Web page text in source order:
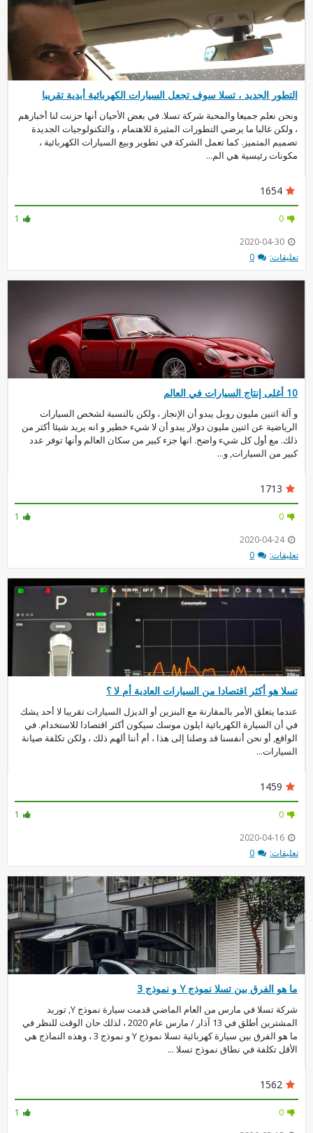
التطور الجديد ، تسلا سوف تجعل السيارات الكهربائية أبدية تقريبا
ونحن نعلم جميعا والمحبة شركة تسلا. في بعض الأحيان أنها حزنت لنا أخبارهم
، ولكن غالبا ما يرضي التطورات المثيرة للاهتمام ، والتكنولوجيات الجديدة
تصميم المتميز. كما تعمل الشركة في تطوير وبيع السيارات الكهربائية ،
مكونات رئيسية هي الم...
1654
1
0
2020-04-30
تعليقات:
0
10 أغلى إنتاج السيارات في العالم
و آلة اثنين مليون روبل يبدو أن الإنجاز ، ولكن بالنسبة لشخص السيارات
الرياضية عن اثنين مليون دولار يبدو أن لا شيء خطير و انه يريد شيئا أكثر من
ذلك. مع أول كل شيء واضح. انها جزء كبير من سكان العالم وأنها توفر عدد
كبير من السيارات, و...
1713
1
0
2020-04-24
تعليقات:
0
تسلا هو أكثر اقتصادا من السيارات العادية أم لا ؟
عندما يتعلق الأمر بالمقارنة مع البنزين أو الديزل السيارات تقريبا لا أحد يشك
في أن السيارة الكهربائية ايلون موسك سيكون أكثر اقتصادا للاستخدام. في
الواقع, أو نحن أنفسنا قد وصلنا إلى هذا ، أم أننا ألهم ذلك ، ولكن تكلفة صيانة
السيارات...
1459
1
0
2020-04-16
تعليقات:
0
ما هو الفرق بين تسلا نموذج Y و نموذج 3
شركة تسلا في مارس من العام الماضي قدمت سيارة نموذج Y, توريد
المشترين أطلق في 13 آذار / مارس عام 2020 ، لذلك حان الوقت للنظر في
ما هو الفرق بين سيارة كهربائية تسلا نموذج Y و نموذج 3 ، وهذه النماذج هي
الأقل تكلفة في نطاق نموذج تسلا ...
1562
1
0